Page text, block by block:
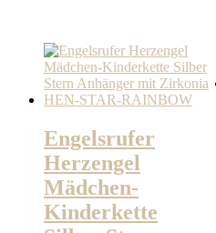
Engelsrufer
Herzengel
Mädchen-
Kinderkette